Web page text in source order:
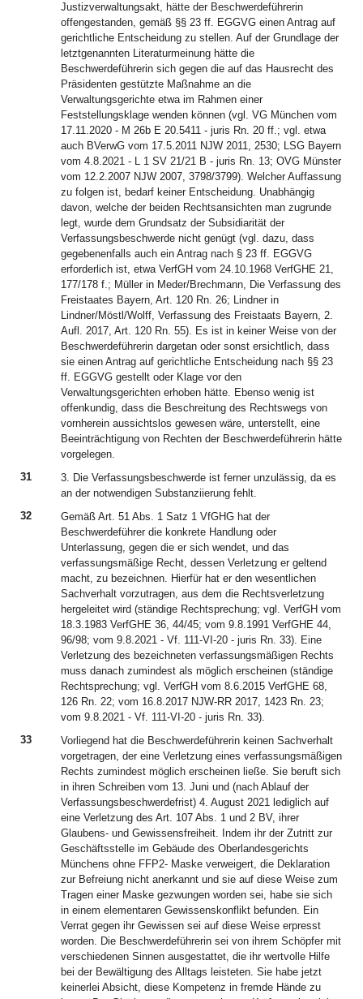
Justizverwaltungsakt, hätte der Beschwerdeführerin
offengestanden, gemäß §§ 23 ff. EGGVG einen Antrag auf
gerichtliche Entscheidung zu stellen. Auf der Grundlage der
letztgenannten Literaturmeinung hätte die
Beschwerdeführerin sich gegen die auf das Hausrecht des
Präsidenten gestützte Maßnahme an die
Verwaltungsgerichte etwa im Rahmen einer
Feststellungsklage wenden können (vgl. VG München vom
17.11.2020 - M 26b E 20.5411 - juris Rn. 20 ff.; vgl. etwa
auch BVerwG vom 17.5.2011 NJW 2011, 2530; LSG Bayern
vom 4.8.2021 - L 1 SV 21/21 B - juris Rn. 13; OVG Münster
vom 12.2.2007 NJW 2007, 3798/3799). Welcher Auffassung
zu folgen ist, bedarf keiner Entscheidung. Unabhängig
davon, welche der beiden Rechtsansichten man zugrunde
legt, wurde dem Grundsatz der Subsidiarität der
Verfassungsbeschwerde nicht genügt (vgl. dazu, dass
gegebenenfalls auch ein Antrag nach § 23 ff. EGGVG
erforderlich ist, etwa VerfGH vom 24.10.1968 VerfGHE 21,
177/178 f.; Müller in Meder/Brechmann, Die Verfassung des
Freistaates Bayern, Art. 120 Rn. 26; Lindner in
Lindner/Möstl/Wolff, Verfassung des Freistaats Bayern, 2.
Aufl. 2017, Art. 120 Rn. 55). Es ist in keiner Weise von der
Beschwerdeführerin dargetan oder sonst ersichtlich, dass
sie einen Antrag auf gerichtliche Entscheidung nach §§ 23
ff. EGGVG gestellt oder Klage vor den
Verwaltungsgerichten erhoben hätte. Ebenso wenig ist
offenkundig, dass die Beschreitung des Rechtswegs von
vornherein aussichtslos gewesen wäre, unterstellt, eine
Beeinträchtigung von Rechten der Beschwerdeführerin hätte
vorgelegen.
31
3. Die Verfassungsbeschwerde ist ferner unzulässig, da es
an der notwendigen Substanziierung fehlt.
32
Gemäß Art. 51 Abs. 1 Satz 1 VfGHG hat der
Beschwerdeführer die konkrete Handlung oder
Unterlassung, gegen die er sich wendet, und das
verfassungsmäßige Recht, dessen Verletzung er geltend
macht, zu bezeichnen. Hierfür hat er den wesentlichen
Sachverhalt vorzutragen, aus dem die Rechtsverletzung
hergeleitet wird (ständige Rechtsprechung; vgl. VerfGH vom
18.3.1983 VerfGHE 36, 44/45; vom 9.8.1991 VerfGHE 44,
96/98; vom 9.8.2021 - Vf. 111-VI-20 - juris Rn. 33). Eine
Verletzung des bezeichneten verfassungsmäßigen Rechts
muss danach zumindest als möglich erscheinen (ständige
Rechtsprechung; vgl. VerfGH vom 8.6.2015 VerfGHE 68,
126 Rn. 22; vom 16.8.2017 NJW-RR 2017, 1423 Rn. 23;
vom 9.8.2021 - Vf. 111-VI-20 - juris Rn. 33).
33
Vorliegend hat die Beschwerdeführerin keinen Sachverhalt
vorgetragen, der eine Verletzung eines verfassungsmäßigen
Rechts zumindest möglich erscheinen ließe. Sie beruft sich
in ihren Schreiben vom 13. Juni und (nach Ablauf der
Verfassungsbeschwerdefrist) 4. August 2021 lediglich auf
eine Verletzung des Art. 107 Abs. 1 und 2 BV, ihrer
Glaubens- und Gewissensfreiheit. Indem ihr der Zutritt zur
Geschäftsstelle im Gebäude des Oberlandesgerichts
Münchens ohne FFP2- Maske verweigert, die Deklaration
zur Befreiung nicht anerkannt und sie auf diese Weise zum
Tragen einer Maske gezwungen worden sei, habe sie sich
in einem elementaren Gewissenskonflikt befunden. Ein
Verrat gegen ihr Gewissen sei auf diese Weise erpresst
worden. Die Beschwerdeführerin sei von ihrem Schöpfer mit
verschiedenen Sinnen ausgestattet, die ihr wertvolle Hilfe
bei der Bewältigung des Alltags leisteten. Sie habe jetzt
keinerlei Absicht, diese Kompetenz in fremde Hände zu